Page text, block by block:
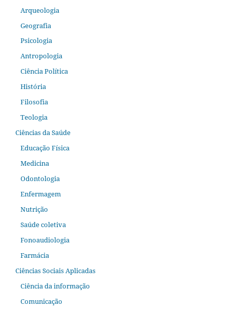
Arqueologia
Geografia
Psicologia
Antropologia
Ciência Política
História
Filosofia
Teologia
Ciências da Saúde
Educação Física
Medicina
Odontologia
Enfermagem
Nutrição
Saúde coletiva
Fonoaudiologia
Farmácia
Ciências Sociais Aplicadas
Ciência da informação
Comunicação